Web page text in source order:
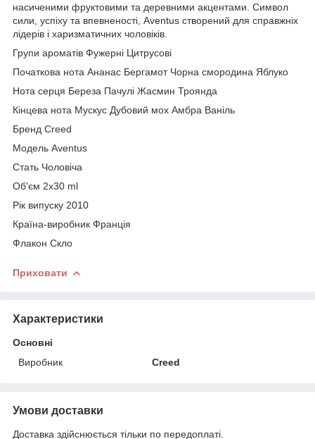
насиченими фруктовими та деревними акцентами. Символ
сили, успіху та впевненості, Aventus створений для справжніх
лідерів і харизматичних чоловіків.
Групи ароматів Фужерні Цитрусові
Початкова нота Ананас Бергамот Чорна смородина Яблуко
Нота серця Береза Пачулі Жасмин Троянда
Кінцева нота Мускус Дубовий мох Амбра Ваніль
Бренд Creed
Модель Aventus
Стать Чоловіча
Об'єм 2x30 ml
Рік випуску 2010
Країна-виробник Франція
Флакон Скло
Приховати
Характеристики
Основні
Виробник
Creed
Умови доставки
Доставка здійснюється тільки по передоплаті.